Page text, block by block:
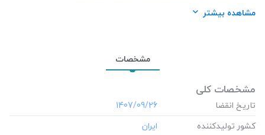
شرکت تولید کننده:
مشاهده بیشتر
مشخصات
مشخصات کلی
تاریخ انقضا
‎1407/09/26
کشور تولید‎کننده